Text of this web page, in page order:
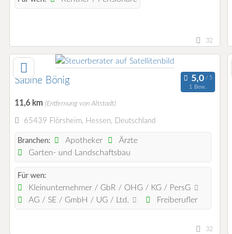
32
Sabine Bönig
1 Bew.
11,6 km (Entfernung von Altstadt)
65439 Flörsheim, Hessen, Deutschland
Branchen: Apotheker
Ärzte
Garten- und Landschaftsbau
Für wen:
Kleinunternehmer / GbR / OHG / KG / PersG
AG / SE / GmbH / UG / Ltd.
Freiberufler
32